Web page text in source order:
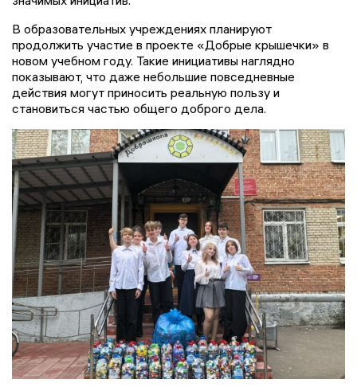
В образовательных учреждениях планируют
продолжить участие в проекте «Добрые крышечки» в
новом учебном году. Такие инициативы наглядно
показывают, что даже небольшие повседневные
действия могут приносить реальную пользу и
становиться частью общего доброго дела.